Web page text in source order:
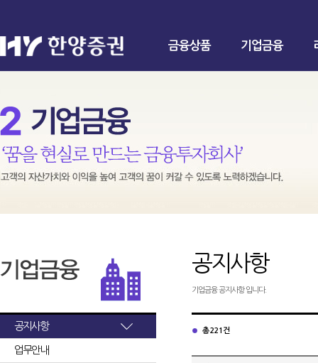
금융상품 기업금융
공지사항
업무안내
공지사항
기업금융 공지사항 입니다.
총 221건